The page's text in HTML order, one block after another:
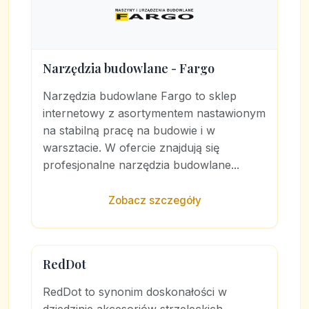
Narzędzia budowlane - Fargo
Narzędzia budowlane Fargo to sklep
internetowy z asortymentem nastawionym
na stabilną pracę na budowie i w
warsztacie. W ofercie znajdują się
profesjonalne narzędzia budowlane...
Zobacz szczegóły
RedDot
RedDot to synonim doskonałości w